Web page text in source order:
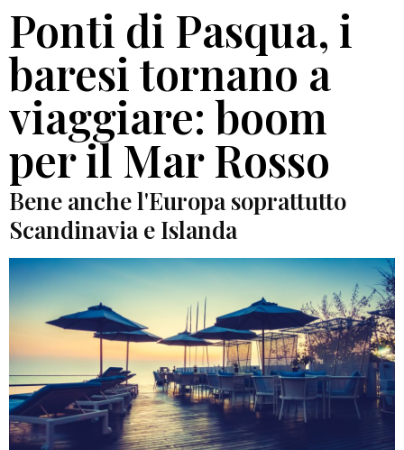
Ponti di Pasqua, i
baresi tornano a
viaggiare: boom
per il Mar Rosso
Bene anche l'Europa soprattutto
Scandinavia e Islanda